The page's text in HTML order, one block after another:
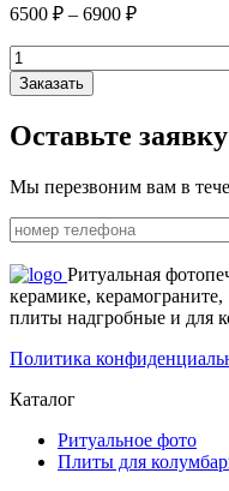
6500 ₽ – 6900 ₽
Количество
товара
Плита
(только
Заказать
Оставьте
Мы перезвоним вам в
Ритуальная
керамике, керамограните,
плиты надгробные и для
Политика
Каталог
Ритуальное фото
Плиты для